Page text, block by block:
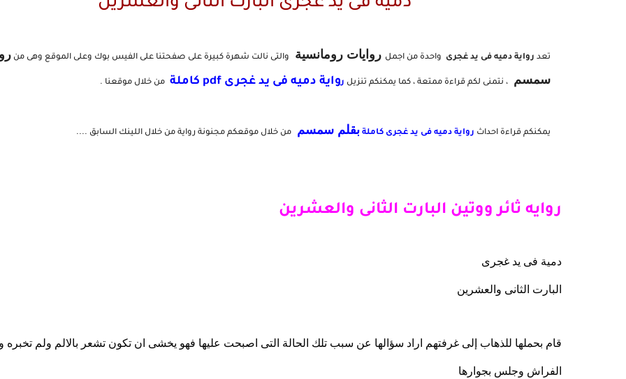
دمية فى يد غجرى البارت الثانى والعشرين
تعد رواية دميه فى يد غجرى واحدة من اجمل روايات رومانسية والتى نالت شهرة كبيرة على صفحتنا على الفيس بوك وعلى الموقع وهى من
سمسم
، نتمنى لكم قراءة ممتعة ، كما يمكنكم تنزيل رواية دميه فى يد غجرى pdf كاملة من خلال موقعنا .
يمكنكم قراءة احداث رواية دميه فى يد غجرى كاملة بقلم سمسم من خلال موقعكم مجنونة رواية من خلال اللينك السابق ....
روايه ثائر ووتين البارت الثانى والعشرين
دمية فى يد غجرى
البارت الثانى والعشرين
قام بحملها للذهاب إلى غرفتهم اراد سؤالها عن سبب تلك الحالة التى اصبحت عليها فهو يخشى ان تكون تشعر بالالم ولم
الفراش وجلس بجوارها